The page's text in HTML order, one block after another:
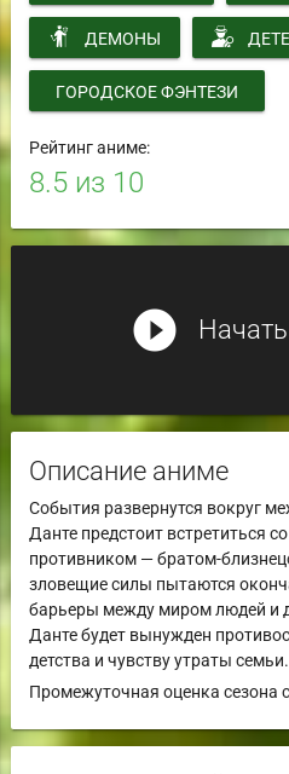
ДЕМОНЫ
ГОРОДСКОЕ ФЭНТЕЗИ
Рейтинг аниме:
8.5из 10
play_circle_filled
Описание аниме
События развернутся вокруг
Данте предстоит встретиться
противником — братом-
зловещие силы пытаются
барьеры между миром людей и
Данте будет вынужден
детства и чувству утраты семьи.
Промежуточная оценка сезона